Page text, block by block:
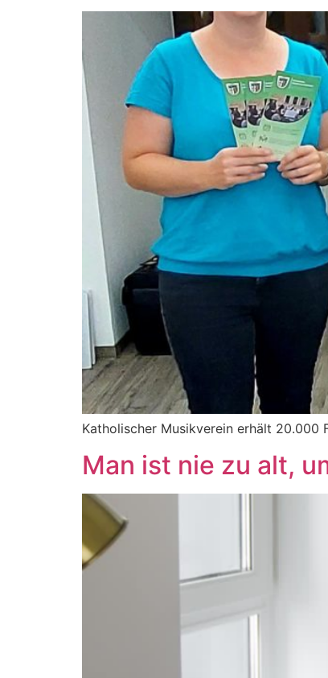
Katholischer Musikverein erhält 20.000
Man ist nie zu alt,